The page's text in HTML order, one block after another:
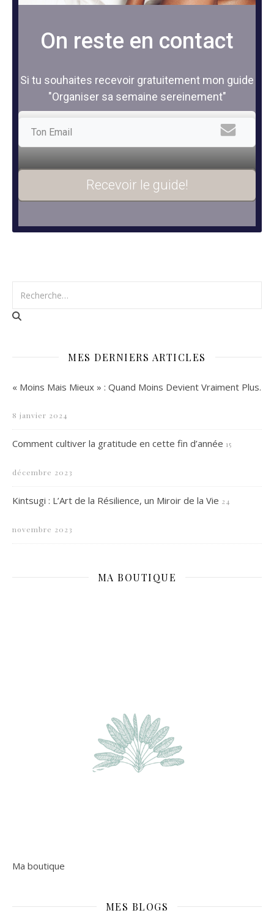
On reste en contact
Si tu souhaites recevoir gratuitement mon guide
"Organiser sa semaine sereinement"
Recevoir le guide!
MES DERNIERS ARTICLES
« Moins Mais Mieux » : Quand Moins Devient Vraiment Plus.
8 janvier 2024
Comment cultiver la gratitude en cette fin d’année 15
décembre 2023
Kintsugi : L’Art de la Résilience, un Miroir de la Vie 24
novembre 2023
MA BOUTIQUE
Ma boutique
MES BLOGS